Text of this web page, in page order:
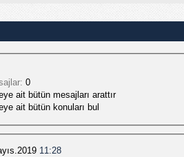
0
ait bütün mesajları arattır
ait bütün konuları bul
11:28